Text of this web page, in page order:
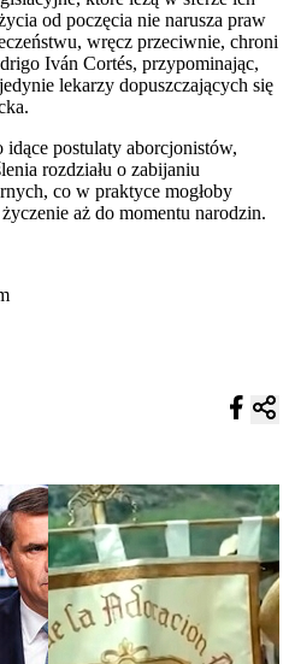
od poczęcia nie narusza praw
wręcz przeciwnie, chroni
Iván Cortés, przypominając,
lekarzy dopuszczających się
idące postulaty aborcjonistów,
rozdziału o zabijaniu
co w praktyce mogłoby
aż do momentu narodzin.